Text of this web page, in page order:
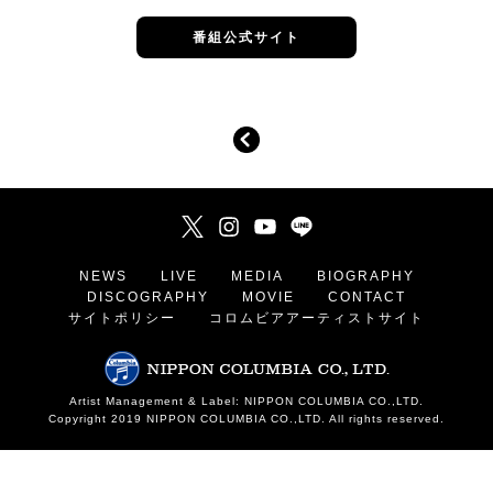
番組公式サイト
NEWS LIVE MEDIA
BIOGRAPHY
DISCOGRAPHY
MOVIE
CONTACT
サイトポリシー
コロムビアアーティストサイト
Artist Management & Label: NIPPON COLUMBIA CO.,LTD.
Copyright 2019 NIPPON COLUMBIA CO.,LTD. All rights reserved.